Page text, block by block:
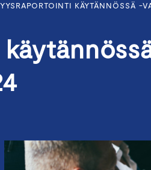
KÄYTÄNNÖSSÄ -